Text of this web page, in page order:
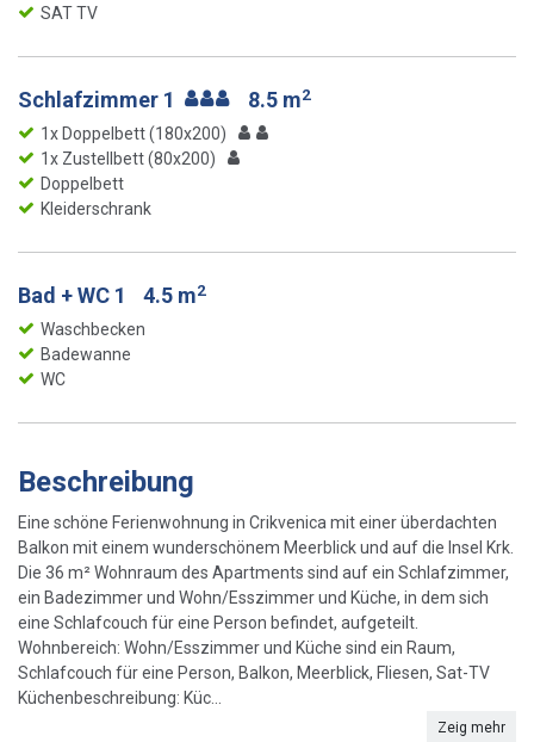
SAT TV
Schlafzimmer 1 8.5 m2
1x Doppelbett (180x200)
1x Zustellbett (80x200)
Doppelbett
Kleiderschrank
Bad + WC 1 4.5 m2
Waschbecken
Badewanne
WC
Beschreibung
Eine schöne Ferienwohnung in Crikvenica mit einer überdachten
Balkon mit einem wunderschönem Meerblick und auf die Insel Krk.
Die 36 m² Wohnraum des Apartments sind auf ein Schlafzimmer,
ein Badezimmer und Wohn/Esszimmer und Küche, in dem sich
eine Schlafcouch für eine Person befindet, aufgeteilt.
Wohnbereich: Wohn/Esszimmer und Küche sind ein Raum,
Schlafcouch für eine Person, Balkon, Meerblick, Fliesen, Sat-TV
Küchenbeschreibung: Küc...
Zeig mehr